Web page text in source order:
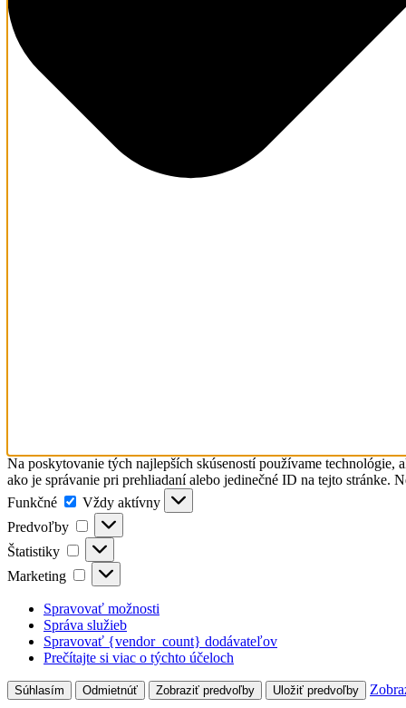
Na poskytovanie tých najlepších skúseností používame
ako je správanie pri prehliadaní alebo jedinečné ID na tejto stránke.
Funkčné
Funkčné
Vždy aktívny
Predvoľby
Predvoľby
Štatistiky Štatistiky
Marketing Marketing
Spravovať možnosti
Správa služieb
Spravovať {vendor_count} dodávateľov
Prečítajte si viac o týchto účeloch
Súhlasím Odmietnúť Zobraziť predvoľby Uložiť predvoľby